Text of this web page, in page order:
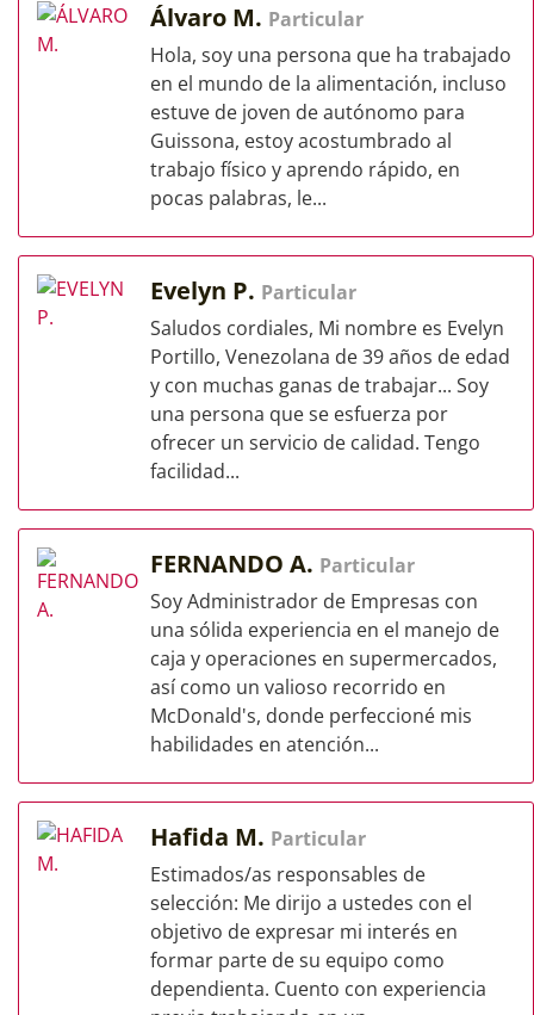
Álvaro M. Particular
Hola, soy una persona que ha trabajado
en el mundo de la alimentación, incluso
estuve de joven de autónomo para
Guissona, estoy acostumbrado al
trabajo físico y aprendo rápido, en
pocas palabras, le...
Evelyn P. Particular
Saludos cordiales, Mi nombre es Evelyn
Portillo, Venezolana de 39 años de edad
y con muchas ganas de trabajar... Soy
una persona que se esfuerza por
ofrecer un servicio de calidad. Tengo
facilidad...
FERNANDO A. Particular
Soy Administrador de Empresas con
una sólida experiencia en el manejo de
caja y operaciones en supermercados,
así como un valioso recorrido en
McDonald's, donde perfeccioné mis
habilidades en atención...
Hafida M. Particular
Estimados/as responsables de
selección: Me dirijo a ustedes con el
objetivo de expresar mi interés en
formar parte de su equipo como
dependienta. Cuento con experiencia